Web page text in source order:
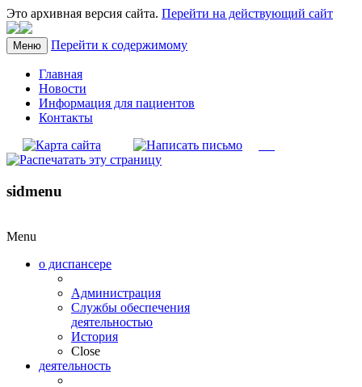
Это архивная версия сайта. Перейти на действующий сайт
Меню Перейти к содержимому
Главная
Новости
Информация для пациентов
Контакты
sidmenu
Menu
о диспансере
Администрация
Службы обеспечения
деятельностью
История
Close
деятельность